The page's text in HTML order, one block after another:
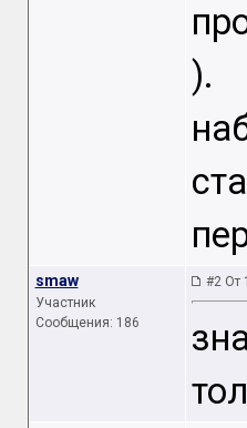
).
smaw
Участник
Сообщения: 186
#2 От